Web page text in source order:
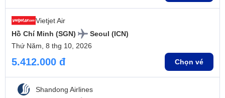
Vietjet Air
Hồ Chí Minh (SGN)
Seoul (ICN)
Thứ Năm, 8 thg 10, 2026
5.412.000 đ Chọn vé
Shandong Airlines